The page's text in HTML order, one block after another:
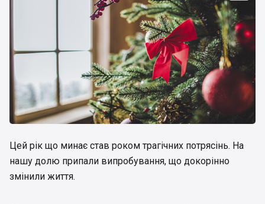
Цей рік що минає став роком трагічних потрясінь. На
нашу долю припали випробування, що докорінно
змінили життя.